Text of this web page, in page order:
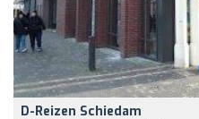
D-Reizen Schiedam